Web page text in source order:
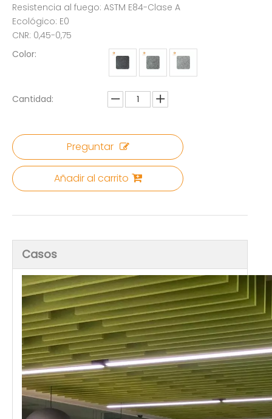
Resistencia al fuego: ASTM E84-Clase A
Ecológico: E0
CNR: 0,45-0,75
Color:
Cantidad:
Preguntar
Añadir al carrito
Casos